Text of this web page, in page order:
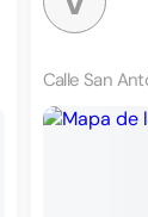
Calle San